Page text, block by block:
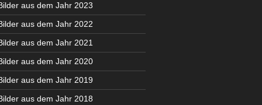
aus dem Jahr 2023
aus dem Jahr 2022
aus dem Jahr 2021
aus dem Jahr 2020
aus dem Jahr 2019
aus dem Jahr 2018